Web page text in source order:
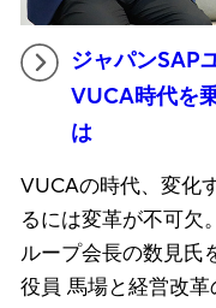
ジャパンSAP
VUCA時代を
は
VUCAの時代、変化
るには変革が不可欠
ループ会長の数見氏
役員 馬場と経営改